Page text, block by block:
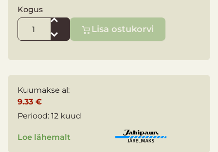
Kogus
Lisa ostukorvi
Kuumakse al:
9.33 €
Periood: 12 kuud
Loe lähemalt